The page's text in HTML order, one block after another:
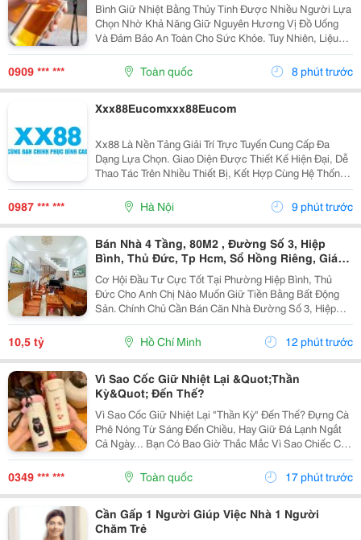
Bình Giữ Nhiệt Bằng Thủy Tinh Được Nhiều Người Lựa
Chọn Nhờ Khả Năng Giữ Nguyên Hương Vị Đồ Uống
Và Đảm Bảo An Toàn Cho Sức Khỏe. Tuy Nhiên, Liệu
Loại Bình Này Có Phù Hợp Để Sử Dụng Hằng Ngày Và
Đáng Mua Hơn Các Dòng Bình Inox? Cùng Tìm Hiểu Ưu
Điểm,...
0909 *** *** Toàn quốc 8 phút trước
Xxx88Eucomxxx88Eucom
Xx88 Là Nền Tảng Giải Trí Trực Tuyến Cung Cấp Đa
Dạng Lựa Chọn. Giao Diện Được Thiết Kế Hiện Đại, Dễ
Thao Tác Trên Nhiều Thiết Bị, Kết Hợp Cùng Hệ Thống
Dịch Vụ Thuận Tiện Giúp Người Dùng Có Trải Nghiệm
Liền Mạch.
0987 *** *** Hà Nội 9 phút trước
Bán Nhà 4 Tầng, 80M2 , Đường Số 3, Hiệp
Bình, Thủ Đức, Tp Hcm, Sổ Hồng Riêng, Giá
10.5 Tỷ.
Cơ Hội Đầu Tư Cực Tốt Tại Phường Hiệp Bình, Thủ
Đức Cho Anh Chị Nào Muốn Giữ Tiền Bằng Bất Động
Sản. Chính Chủ Cần Bán Căn Nhà Đường Số 3, Hiệp
Bình Phước Cũ, Chỉ Vài Bước Là Ra Ql13, Sát Vạn
Phúc City, Vị Trí Rất Đẹp, Khu Vực Dân Trí Cao Và
10,5 tỷ Hồ Chí Minh 12 phút trước
Vì Sao Cốc Giữ Nhiệt Lại &Quot;Thần
Kỳ&Quot; Đến Thế?
Vì Sao Cốc Giữ Nhiệt Lại "Thần Kỳ" Đến Thế? Đựng Cà
Phê Nóng Từ Sáng Đến Chiều, Hay Giữ Đá Lạnh Ngắt
Cả Ngày... Bạn Có Bao Giờ Thắc Mắc Vì Sao Chiếc Cốc
Nhỏ Gọn Này Lại Giữ Nhiệt Siêu Đỉnh Suốt Nhiều Giờ
Liền? Thực Ra, Cốc Giữ Nhiệt Không Tự Tạo...
0349 *** *** Toàn quốc 17 phút trước
Cần Gấp 1 Người Giúp Việc Nhà 1 Người
Chăm Trẻ